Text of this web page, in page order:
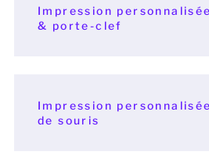
Tasses
Impression
& porte-clef
Impression
de souris